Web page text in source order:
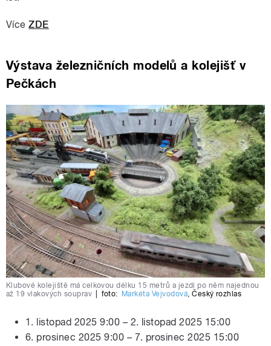
VíceZDE
Výstava železničních modelů a kolejišť v
Pečkách
Klubové kolejiště má celkovou délku 15 metrů a jezdí po něm najednou
až 19 vlakových souprav
foto: Markéta Vejvodová,Český rozhlas
1. listopad 2025 9:00 – 2. listopad 2025 15:00
6. prosinec 2025 9:00 – 7. prosinec 2025 15:00